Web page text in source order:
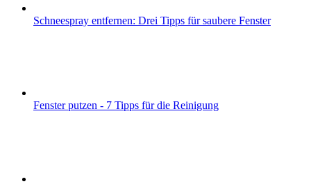
Schneespray entfernen: Drei Tipps für saubere Fenster
Fenster putzen - 7 Tipps für die Reinigung